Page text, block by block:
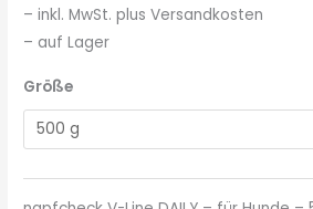
– inkl. MwSt. plus Versandkosten
– auf Lager
Größe